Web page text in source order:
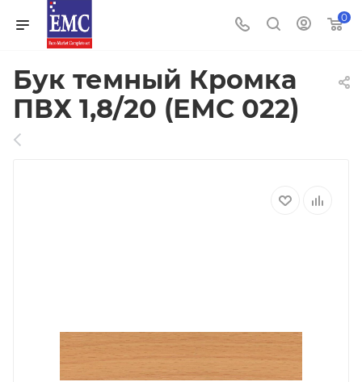
0
Бук темный Кромка
ПВХ 1,8/20 (ЕМС 022)